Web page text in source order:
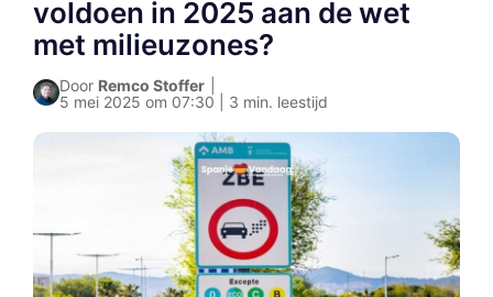
voldoen in 2025 aan de wet
met milieuzones?
Door Remco Stoffer
5 mei 2025 om 07:30 | 3 min. leestijd